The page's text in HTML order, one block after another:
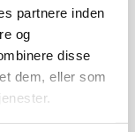
partnere inden
og
disse
dem, eller som
op.
og præger
hvordan